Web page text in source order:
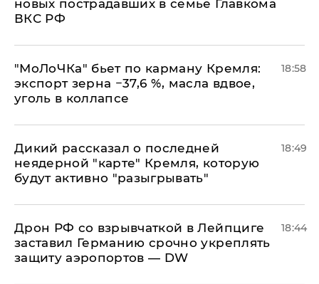
новых пострадавших в семье Главкома
ВКС РФ
​"МоЛоЧКа" бьет по карману Кремля:
экспорт зерна −37,6 %, масла вдвое,
уголь в коллапсе
18:58
Дикий рассказал о последней
неядерной "карте" Кремля, которую
будут активно "разыгрывать"
18:49
​Дрон РФ со взрывчаткой в Лейпциге
заставил Германию срочно укреплять
защиту аэропортов — DW
18:44